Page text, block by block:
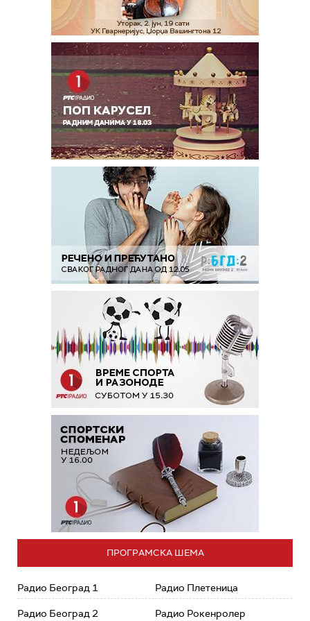
ПРОГРАМСКА ШЕМА
Радио Београд 1
Радио Београд 2
Радио Плетеница
Радио Рокенролер